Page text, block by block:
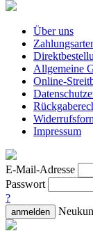
Über uns
Allgemeine
Online-
Impressum
E-Mail-Adresse
Passwort
?
anmelden